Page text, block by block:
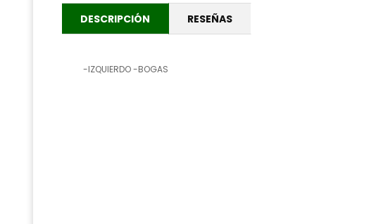
DESCRIPCIÓN RESEÑAS
-IZQUIERDO -BOGAS